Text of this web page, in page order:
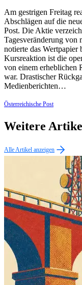
Am gestrigen Freitag
Abschlägen auf die
Post. Die Aktie
Tagesveränderung von
notierte das
Kursreaktion ist die
von einem erheblichen
war. Drastischer
Medienberichten…
Österreichische Post
Weitere
Alle Artikel anzeigen